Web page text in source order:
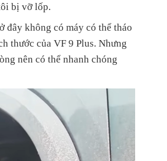
bị vỡ lốp.
đây không có máy có thể tháo
thước của VF 9 Plus. Nhưng
nên có thể nhanh chóng